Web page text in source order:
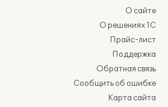
О сайте
О решениях 1С
Прайс-лист
Поддержка
Обратная связь
Сообщить об ошибке
Карта сайта